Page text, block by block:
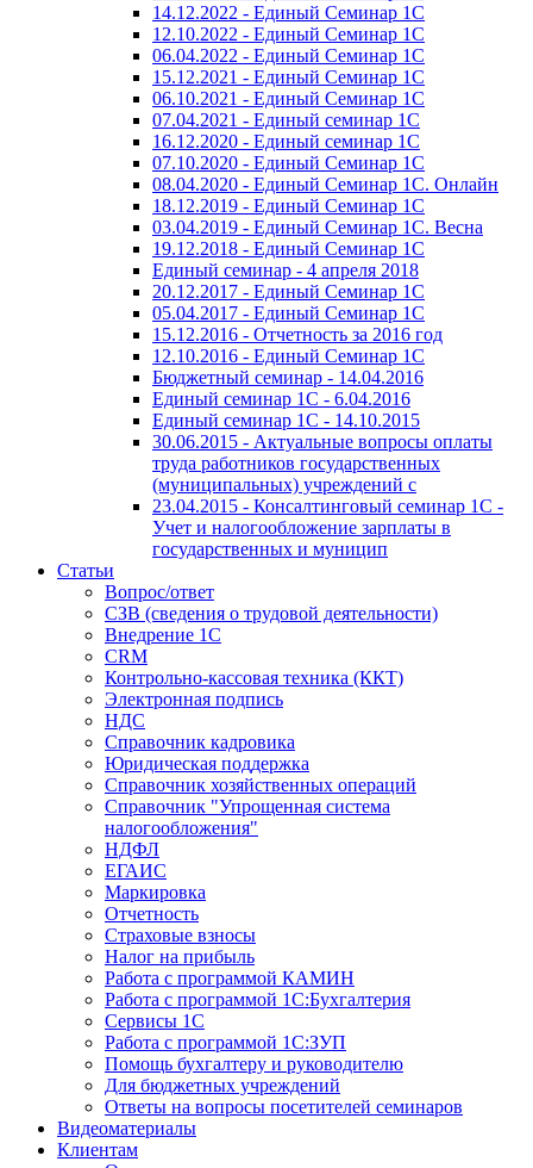
14.12.2022 - Единый Семинар 1С
12.10.2022 - Единый Семинар 1С
06.04.2022 - Единый Семинар 1С
15.12.2021 - Единый Семинар 1С
06.10.2021 - Единый Семинар 1С
07.04.2021 - Единый семинар 1С
16.12.2020 - Единый семинар 1С
07.10.2020 - Единый Семинар 1С
08.04.2020 - Единый Семинар 1С. Онлайн
18.12.2019 - Единый Семинар 1С
03.04.2019 - Единый Семинар 1С. Весна
19.12.2018 - Единый Семинар 1С
Единый семинар - 4 апреля 2018
20.12.2017 - Единый Семинар 1С
05.04.2017 - Единый Семинар 1С
15.12.2016 - Отчетность за 2016 год
12.10.2016 - Единый Семинар 1С
Бюджетный семинар - 14.04.2016
Единый семинар 1С - 6.04.2016
Единый семинар 1С - 14.10.2015
30.06.2015 - Актуальные вопросы оплаты
труда работников государственных
(муниципальных) учреждений с
23.04.2015 - Консалтинговый семинар 1С -
Учет и налогообложение зарплаты в
государственных и муницип
Статьи
Вопрос/ответ
СЗВ (сведения о трудовой деятельности)
Внедрение 1С
CRM
Контрольно-кассовая техника (ККТ)
Электронная подпись
НДС
Справочник кадровика
Юридическая поддержка
Справочник хозяйственных операций
Справочник "Упрощенная система
налогообложения"
НДФЛ
ЕГАИС
Маркировка
Отчетность
Страховые взносы
Налог на прибыль
Работа с программой КАМИН
Работа с программой 1С:Бухгалтерия
Сервисы 1С
Работа с программой 1С:ЗУП
Помощь бухгалтеру и руководителю
Для бюджетных учреждений
Ответы на вопросы посетителей семинаров
Видеоматериалы
Клиентам